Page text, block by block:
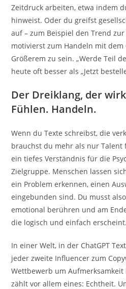
Zeitdruck arbeiten, etwa indem
hinweist. Oder du greifst
auf – zum Beispiel den Trend
motivierst zum Handeln mit dem
Größerem zu sein. „Werde Teil
heute oft besser als „Jetzt
Der Dreiklang, der
Fühlen. Handeln.
Wenn du Texte schreibst, die
brauchst du mehr als nur Talent
ein tiefes Verständnis für die
Zielgruppe. Menschen lassen
ein Problem erkennen, einen
eingebunden sind. Du musst
emotional berühren und am
die logisch und einfach erscheint.
In einer Welt, in der ChatGPT
jeder zweite Influencer zum
Wettbewerb um
zählt vor allem eines: Echtheit.